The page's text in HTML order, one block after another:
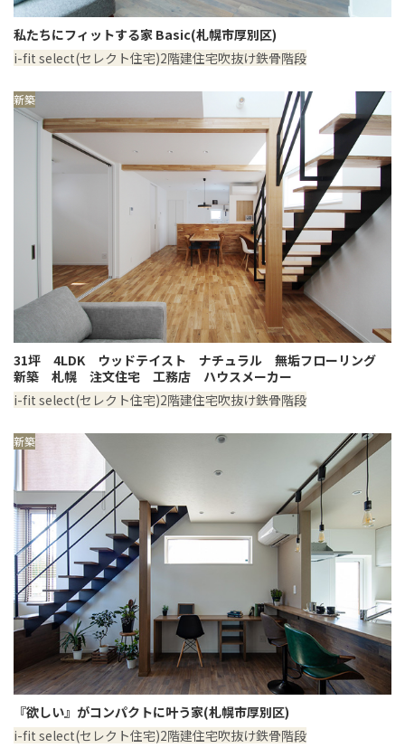
私たちにフィットする家 Basic(札幌市厚別区)
i-fit select(セレクト住宅)2階建住宅吹抜け鉄骨階段
新築
31坪 4LDK ウッドテイスト ナチュラル 無垢フローリング
新築 札幌 注文住宅 工務店 ハウスメーカー
i-fit select(セレクト住宅)2階建住宅吹抜け鉄骨階段
新築
『欲しい』がコンパクトに叶う家(札幌市厚別区)
i-fit select(セレクト住宅)2階建住宅吹抜け鉄骨階段